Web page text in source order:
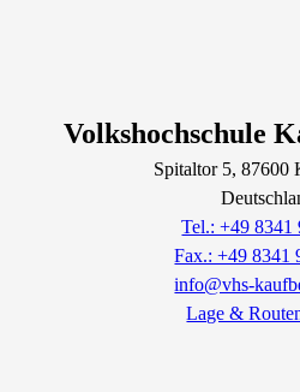
Volkshochschule
Spitaltor5, 87600
Tel.: +49 8341
Fax.: +49 8341
info@vhs-
Lage &